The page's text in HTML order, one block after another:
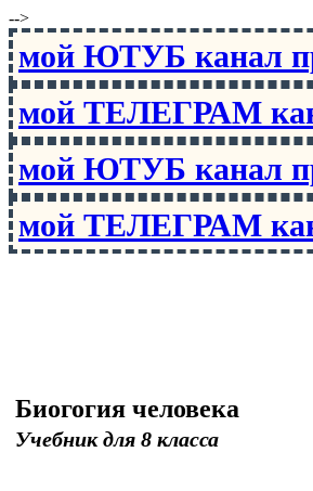
-->
мой ЮТУБ канал
мой ТЕЛЕГРАМ
мой ЮТУБ канал
мой ТЕЛЕГРАМ
Биогогия человека
Учебник для 8 класса